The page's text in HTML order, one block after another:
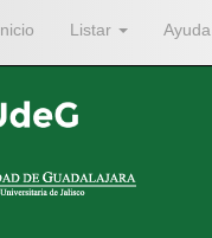
Listar Ayuda